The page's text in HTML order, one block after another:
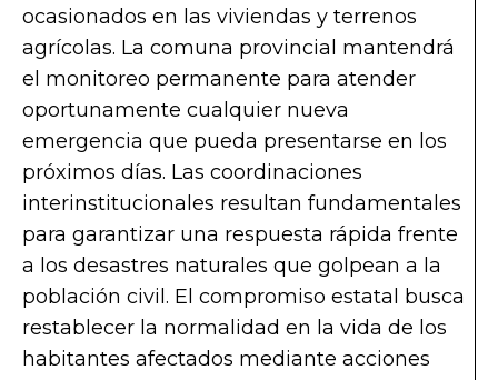
ocasionados en las viviendas y terrenos
agrícolas. La comuna provincial mantendrá
el monitoreo permanente para atender
oportunamente cualquier nueva
emergencia que pueda presentarse en los
próximos días. Las coordinaciones
interinstitucionales resultan fundamentales
para garantizar una respuesta rápida frente
a los desastres naturales que golpean a la
población civil. El compromiso estatal busca
restablecer la normalidad en la vida de los
habitantes afectados mediante acciones